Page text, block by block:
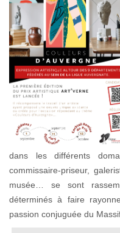
dans les différents
commissaire-priseur,
musée… se sont
déterminés à faire
passion conjuguée du